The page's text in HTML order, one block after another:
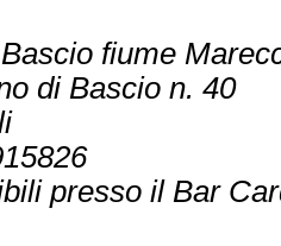
fiume
di Bascio n. 40
presso il Bar